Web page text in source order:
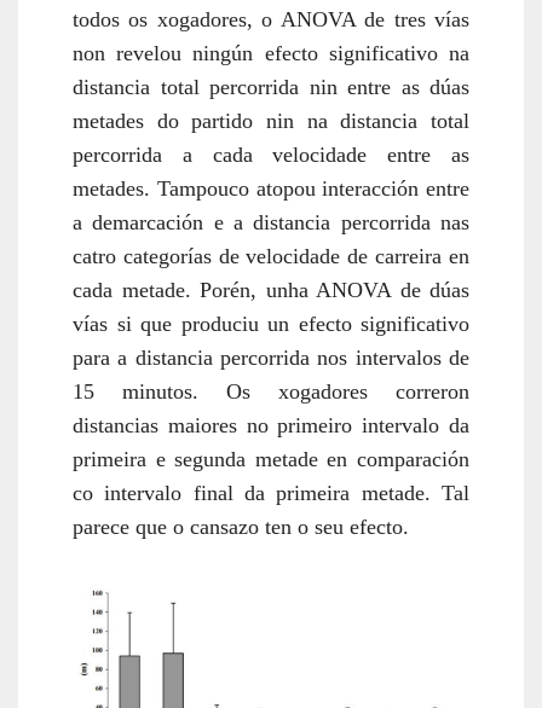
todos os xogadores, o ANOVA de tres vías
non revelou ningún efecto significativo na
distancia total percorrida nin entre as dúas
metades do partido nin na distancia total
percorrida a cada velocidade entre as
metades. Tampouco atopou interacción entre
a demarcación e a distancia percorrida nas
catro categorías de velocidade de carreira en
cada metade. Porén, unha ANOVA de dúas
vías si que produciu un efecto significativo
para a distancia percorrida nos intervalos de
15 minutos. Os xogadores correron
distancias maiores no primeiro intervalo da
primeira e segunda metade en comparación
co intervalo final da primeira metade. Tal
parece que o cansazo ten o seu efecto.